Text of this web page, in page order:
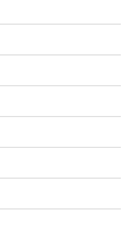
FORRO: